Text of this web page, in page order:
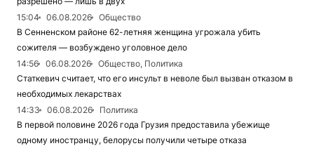
15:04
06.08.2026
Общество
В Сенненском районе 62-летняя женщина угрожала убить
сожителя — возбуждено уголовное дело
14:56
06.08.2026
Общество, Политика
Статкевич считает, что его инсульт в неволе был вызван отказом в
необходимых лекарствах
14:33
06.08.2026
Политика
В первой половине 2026 года Грузия предоставила убежище
одному иностранцу, белорусы получили четыре отказа